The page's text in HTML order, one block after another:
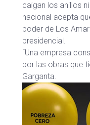
caigan los anillos
nacional acepta
poder de Los
presidencial.
“Una empresa
por las obras que
Garganta.